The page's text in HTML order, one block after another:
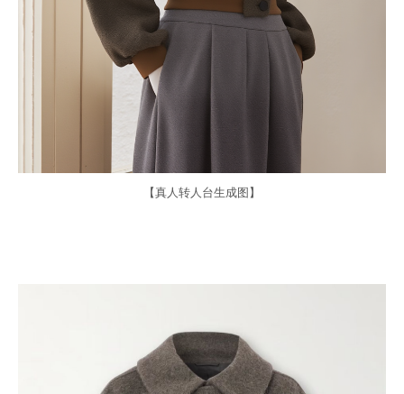
【真人转人台生成图】